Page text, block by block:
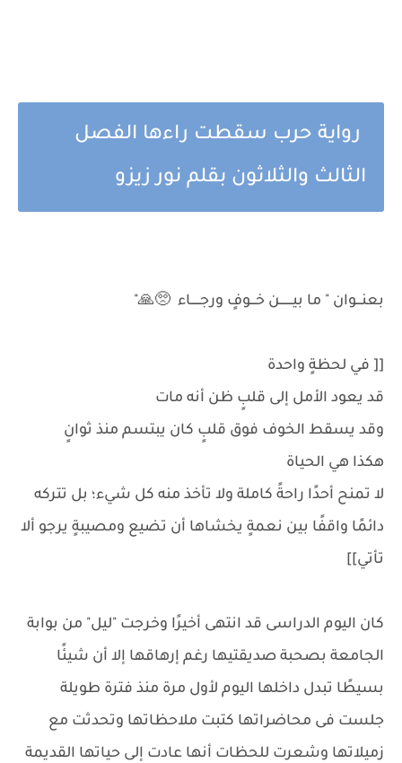
رواية حرب سقطت راءها الفصل
الثالث والثلاثون بقلم نور زيزو
بعنـــوان " ما بيـــــــن خـــوفٍ ورجـــــاء 🥺🙏"
[[ في لحظةٍ واحدة
قد يعود الأمل إلى قلبٍ ظن أنه مات
وقد يسقط الخوف فوق قلبٍ كان يبتسم منذ ثوانٍ
هكذا هي الحياة
لا تمنح أحدًا راحةً كاملة ولا تأخذ منه كل شيء؛ بل تتركه
دائمًا واقفًا بين نعمةٍ يخشاها أن تضيع ومصيبةٍ يرجو ألا
تأتي]]
كان اليوم الدراسى قد انتهى أخيرًا وخرجت "ليل" من بوابة
الجامعة بصحبة صديقتيها رغم إرهاقها إلا أن شيئًا
بسيطًا تبدل داخلها اليوم لأول مرة منذ فترة طويلة
جلست فى محاضراتها كتبت ملاحظاتها وتحدثت مع
زميلاتها وشعرت للحظات أنها عادت إلى حياتها القديمة